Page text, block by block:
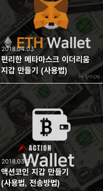
2018.04.03
편리한 메타마스크 이더리움
지갑 만들기 (사용법)
2018.03.04
액션코인 지갑 만들기
(사용법, 전송방법)